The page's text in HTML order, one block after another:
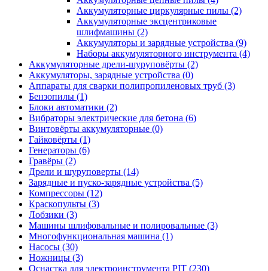
Аккумуляторные циркулярные пилы (2)
Аккумуляторные эксцентриковые
шлифмашины (2)
Аккумуляторы и зарядные устройства (9)
Наборы аккумуляторного инструмента (4)
Аккумуляторные дрели-шуруповёрты (2)
Аккумуляторы, зарядные устройства (0)
Аппараты для сварки полипропиленовых труб (3)
Бензопилы (1)
Блоки автоматики (2)
Вибраторы электрические для бетона (6)
Винтовёрты аккумуляторные (0)
Гайковёрты (1)
Генераторы (6)
Гравёры (2)
Дрели и шуруповерты (14)
Зарядные и пуско-зарядные устройства (5)
Компрессоры (12)
Краскопульты (3)
Лобзики (3)
Машины шлифовальные и полировальные (3)
Многофункциональная машина (1)
Насосы (30)
Ножницы (3)
Оснастка для электроинструмента PIT (230)